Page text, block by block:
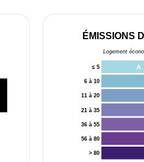
ÉMISSIONS
Logement
≤ 5 A
6 à 10
11 à 20
21 à 35
36 à 55
56 à 80
> 80